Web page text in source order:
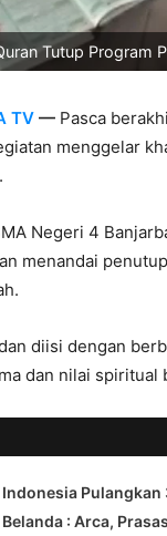
Tutup Program
TV — Pasca
menggelar
Negeri 4
menandai
diisi dengan
dan nilai spiritual
Indonesia Pulangkan
Belanda : Arca,